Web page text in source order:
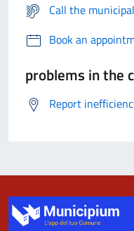
Call the
Book an
problems in the
Report